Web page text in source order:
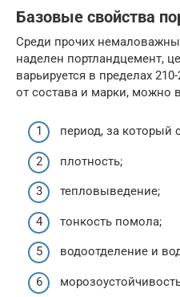
Базовые свойства
Среди прочих
наделен портландцемент,
варьируется в пределах
от состава и марки, можно
период, за который
плотность;
тепловыведение;
тонкость помола;
водоотделение и